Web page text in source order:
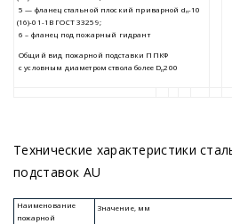
Технические характеристики
подставок AU